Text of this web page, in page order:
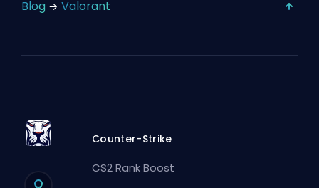
Blog Valorant
Counter-Strike
CS2 Rank Boost